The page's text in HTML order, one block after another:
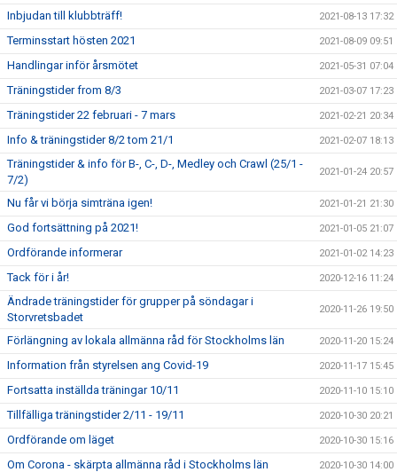
Inbjudan till klubbträff! 2021-08-13 17:32
Terminsstart hösten 2021 2021-08-09 09:51
Handlingar inför årsmötet 2021-05-31 07:04
Träningstider from 8/3 2021-03-07 17:23
Träningstider 22 februari - 7 mars 2021-02-21 20:34
Info & träningstider 8/2 tom 21/1 2021-02-07 18:13
Träningstider & info för B-, C-, D-, Medley och Crawl (25/1 -
7/2)
2021-01-24 20:57
Nu får vi börja simträna igen! 2021-01-21 21:30
God fortsättning på 2021! 2021-01-05 21:07
Ordförande informerar 2021-01-02 14:23
Tack för i år! 2020-12-16 11:24
Ändrade träningstider för grupper på söndagar i
Storvretsbadet
2020-11-26 19:50
Förlängning av lokala allmänna råd för Stockholms län 2020-11-20 15:24
Information från styrelsen ang Covid-19 2020-11-17 15:45
Fortsatta inställda träningar 10/11 2020-11-10 15:10
Tillfälliga träningstider 2/11 - 19/11 2020-10-30 20:21
Ordförande om läget 2020-10-30 15:16
Om Corona - skärpta allmänna råd i Stockholms län 2020-10-30 14:00